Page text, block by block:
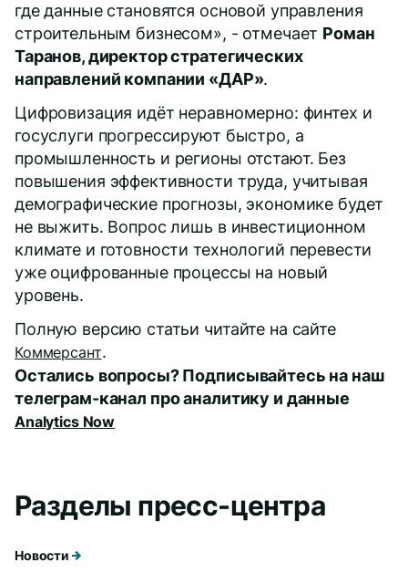
где данные становятся основой управления
строительным бизнесом», - отмечает Роман
Таранов, директор стратегических
направлений компании «ДАР».
Цифровизация идёт неравномерно: финтех и
госуслуги прогрессируют быстро, а
промышленность и регионы отстают. Без
повышения эффективности труда, учитывая
демографические прогнозы, экономике будет
не выжить. Вопрос лишь в инвестиционном
климате и готовности технологий перевести
уже оцифрованные процессы на новый
уровень.
Полную версию статьи читайте на сайте
Коммерсант.
Остались вопросы? Подписывайтесь на наш
телеграм-канал про аналитику и данные
Analytics Now
Разделы пресс-центра
Новости